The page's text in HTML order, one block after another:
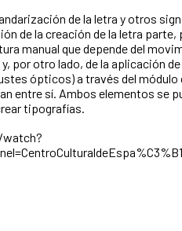
de la letra y otros
de la creación de la letra parte,
manual que depende del
por otro lado, de la aplicación
ópticos) a través del
entre sí. Ambos elementos se
tipografías.